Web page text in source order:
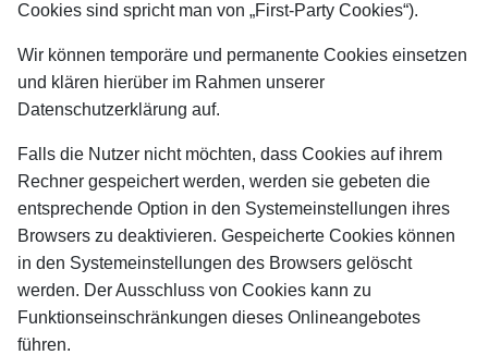
Cookies sind spricht man von „First-Party Cookies“).
Wir können temporäre und permanente Cookies einsetzen
und klären hierüber im Rahmen unserer
Datenschutzerklärung auf.
Falls die Nutzer nicht möchten, dass Cookies auf ihrem
Rechner gespeichert werden, werden sie gebeten die
entsprechende Option in den Systemeinstellungen ihres
Browsers zu deaktivieren. Gespeicherte Cookies können
in den Systemeinstellungen des Browsers gelöscht
werden. Der Ausschluss von Cookies kann zu
Funktionseinschränkungen dieses Onlineangebotes
führen.